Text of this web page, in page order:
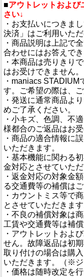
■アウトレットおよ
さい↓
・お支払いにつきま
決済」はご利用いただ
・商品説明は上記で
合わせにはお答えでき
・本商品は売りきり
はお受けできません。
・maniacs
す。ご希望の際は、
・発送に通常商品よ
めご了承ください。
・小キズ、色調、不
様都合のご返品はお受
・商品の適合情報に
いただきます。
・基本機能に関わる
金対応とさせていた
・返金対応の対象金
る交通費等の補償はご
・カウントミス等で
とさせていただきます
・不良の補償対象は
工賃や交通費等は補償
・アウトレットおよ
せん。故障返品は初
取り付けの場合は購
いただきます。（※ジ
・価格は随時改定を